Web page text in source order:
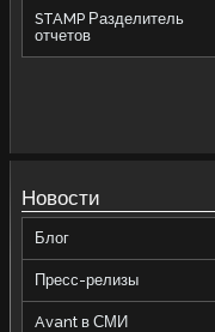
STAMP Разделитель
отчетов
Новости
Блог
Пресс-релизы
Avant в СМИ